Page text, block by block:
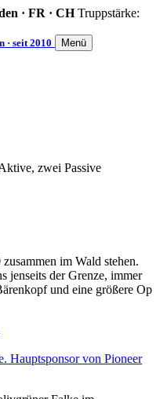
· FR · CH Truppstärke:
· seit 2010 Menü
zwei Passive
im Wald stehen.
jenseits der Grenze, immer
und eine größere Op